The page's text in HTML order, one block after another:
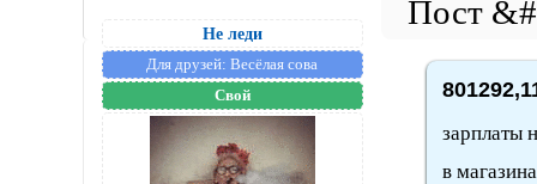
Не леди
Для друзей: Весёлая сова
Свой
зарплаты
в